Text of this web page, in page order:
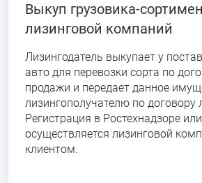
Выкуп грузовика-
лизинговой компаний
Лизингодатель выкупает у
авто для перевозки сорта по
продажи и передает данное
лизингополучателю по договору
Регистрация в Ростехнадзоре
осуществляется лизинговой
клиентом.